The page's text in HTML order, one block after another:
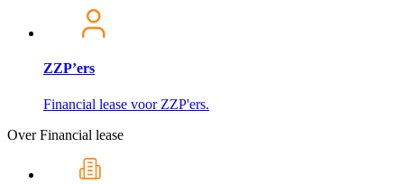
ZZP’ers
Financial lease voor ZZP'ers.
Over Financial lease